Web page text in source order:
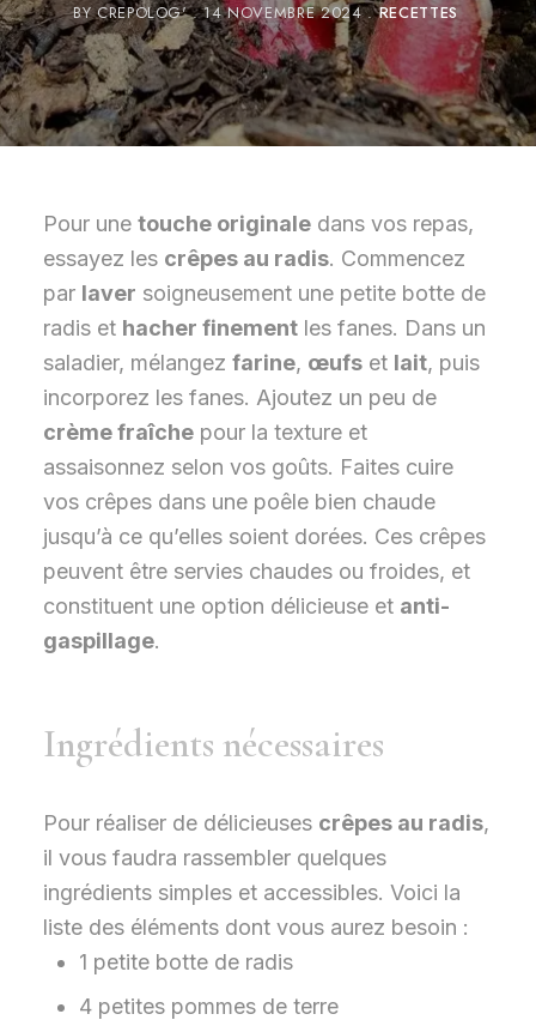
BYCREPOLOG' 14 NOVEMBRE 2024 RECETTES
Pour une touche originaledans vos repas,
essayez les crêpes au radis. Commencez
par laver soigneusement une petite botte de
radis et hacher finementles fanes. Dans un
saladier, mélangez farine, œufset lait, puis
incorporez les fanes. Ajoutez un peu de
crème fraîchepour la texture et
assaisonnez selon vos goûts. Faites cuire
vos crêpes dans une poêle bien chaude
jusqu’à ce qu’elles soient dorées. Ces crêpes
peuvent être servies chaudes ou froides, et
constituent une option délicieuse et anti-
gaspillage.
Ingrédients nécessaires
Pour réaliser de délicieuses crêpes au radis,
il vous faudra rassembler quelques
ingrédients simples et accessibles. Voici la
liste des éléments dont vous aurez besoin :
1 petite botte de radis
4 petites pommes de terre